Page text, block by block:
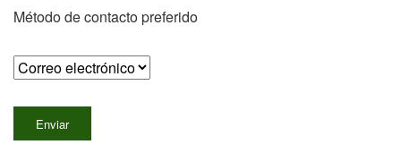
Método de contacto preferido